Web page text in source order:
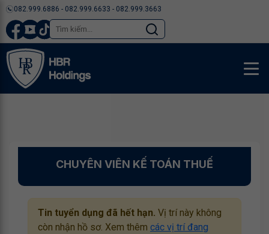
082.999.6886 - 082.999.6633 - 082.999.3663
CHUYÊN VIÊN KẾ TOÁN THUẾ
Tin tuyển dụng đã hết hạn. Vị trí này không
còn nhận hồ sơ. Xem thêm các vị trí đang